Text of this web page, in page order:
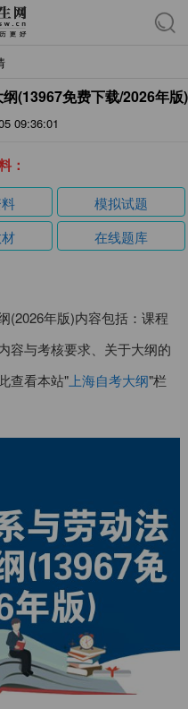
(13967免费下载/2026年版)
09:36:01
：
模拟试题
在线题库
(2026年版)内容包括：课程
容与考核要求、关于大纲的
查看本站"上海自考大纲"栏